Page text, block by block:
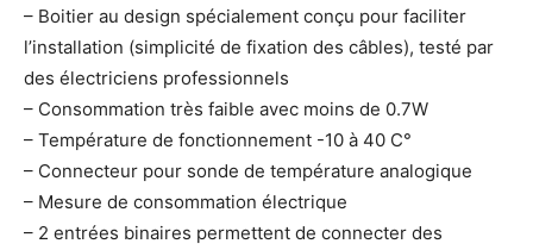
– Boitier au design spécialement conçu pour faciliter
l’installation (simplicité de fixation des câbles), testé par
des électriciens professionnels
– Consommation très faible avec moins de 0.7W
– Température de fonctionnement -10 à 40 C°
– Connecteur pour sonde de température analogique
– Mesure de consommation électrique
– 2 entrées binaires permettent de connecter des